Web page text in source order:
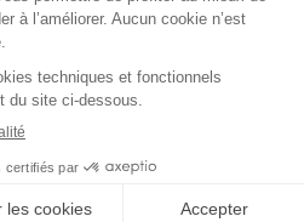
nouvelle fenêtre)
07/2025 à 09:07